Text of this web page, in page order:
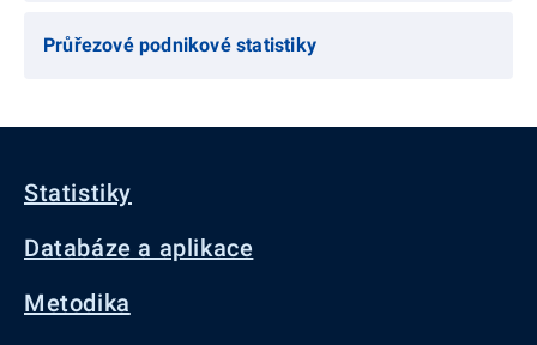
Průřezové podnikové statistiky
Statistiky
Databáze a aplikace
Metodika